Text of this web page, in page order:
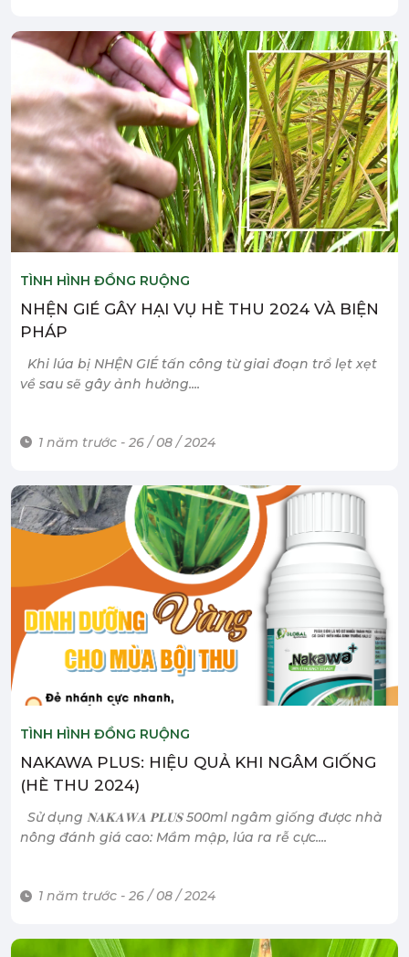
TÌNH HÌNH ĐỒNG RUỘNG
NHỆN GIÉ GÂY HẠI VỤ HÈ THU 2024 VÀ BIỆN
PHÁP
Khi lúa bị NHỆN GIÉ tấn công từ giai đoạn trổ lẹt xẹt
về sau sẽ gây ảnh hưởng....
1 năm trước - 26 / 08 / 2024
TÌNH HÌNH ĐỒNG RUỘNG
NAKAWA PLUS: HIỆU QUẢ KHI NGÂM GIỐNG
(HÈ THU 2024)
Sử dụng 𝐍𝐀𝐊𝐀𝐖𝐀 𝐏𝐋𝐔𝐒 500ml ngâm giống được nhà
nông đánh giá cao: Mầm mập, lúa ra rễ cực....
1 năm trước - 26 / 08 / 2024